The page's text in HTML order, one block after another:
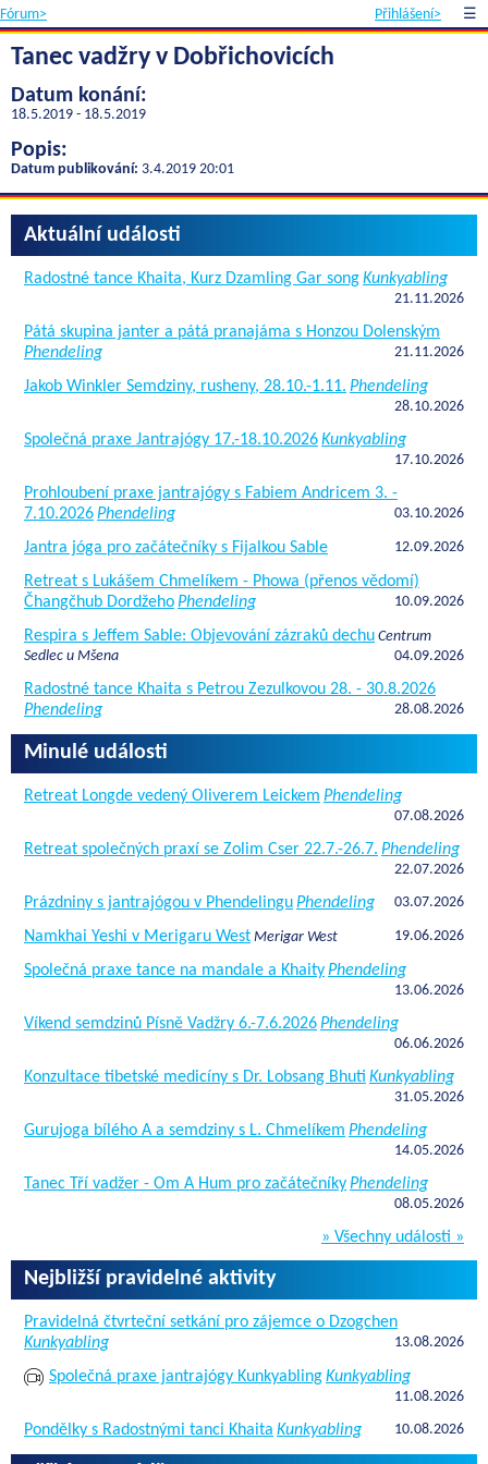
Fórum> Přihlášení> ☰
Tanec vadžry v Dobřichovicích
Datum konání:
18.5.2019 - 18.5.2019
Popis:
Datum publikování: 3.4.2019 20:01
Aktuální události
Radostné tance Khaita, Kurz Dzamling Gar songKunkyabling
21.11.2026
Pátá skupina janter a pátá pranajáma s Honzou Dolenským
Phendeling
21.11.2026
Jakob Winkler Semdziny, rusheny, 28.10.-1.11. Phendeling
28.10.2026
Společná praxe Jantrajógy 17.-18.10.2026Kunkyabling
17.10.2026
Prohloubení praxe jantrajógy s Fabiem Andricem 3. -
7.10.2026Phendeling 03.10.2026
Jantra jóga pro začátečníky s Fijalkou Sable 12.09.2026
Retreat s Lukášem Chmelíkem - Phowa (přenos vědomí)
Čhangčhub DordžehoPhendeling 10.09.2026
Respira s Jeffem Sable: Objevování zázraků dechu Centrum
Sedlec u Mšena
04.09.2026
Radostné tance Khaita s Petrou Zezulkovou 28. - 30.8.2026
Phendeling
28.08.2026
Minulé události
Retreat Longde vedený Oliverem Leickem Phendeling
07.08.2026
Retreat společných praxí se Zolim Cser 22.7.-26.7. Phendeling
22.07.2026
Prázdniny s jantrajógou v PhendelinguPhendeling 03.07.2026
Namkhai Yeshi v Merigaru West Merigar West 19.06.2026
Společná praxe tance na mandale a KhaityPhendeling
13.06.2026
Víkend semdzinů Písně Vadžry 6.-7.6.2026Phendeling
06.06.2026
Konzultace tibetské medicíny s Dr. Lobsang Bhuti Kunkyabling
31.05.2026
Gurujoga bílého A a semdziny s L. Chmelíkem Phendeling
14.05.2026
Tanec Tří vadžer - Om A Hum pro začátečníkyPhendeling
08.05.2026
» Všechny události »
Nejbližší pravidelné aktivity
Pravidelná čtvrteční setkání pro zájemce o Dzogchen
Kunkyabling
13.08.2026
Společná praxe jantrajógy KunkyablingKunkyabling
11.08.2026
Pondělky s Radostnými tanci Khaita Kunkyabling 10.08.2026